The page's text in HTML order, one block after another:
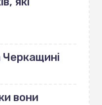
вони